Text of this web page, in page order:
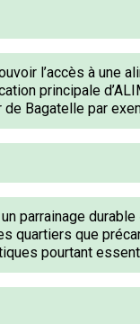
l’accès à une
principale
de Bagatelle par
parrainage
quartiers que
pourtant